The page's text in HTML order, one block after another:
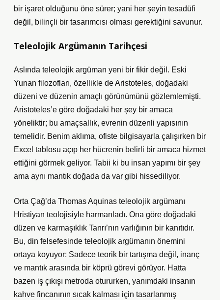
bir işaret olduğunu öne sürer; yani her şeyin tesadüfi
değil, bilinçli bir tasarımcısı olması gerektiğini savunur.
Teleolojik Argümanın Tarihçesi
Aslında teleolojik argüman yeni bir fikir değil. Eski
Yunan filozofları, özellikle de Aristoteles, doğadaki
düzeni ve düzenin amaçlı görünümünü gözlemlemişti.
Aristoteles’e göre doğadaki her şey bir amaca
yöneliktir; bu amaçsallık, evrenin düzenli yapısının
temelidir. Benim aklıma, ofiste bilgisayarla çalışırken bir
Excel tablosu açıp her hücrenin belirli bir amaca hizmet
ettiğini görmek geliyor. Tabii ki bu insan yapımı bir şey
ama aynı mantık doğada da var gibi hissediliyor.
Orta Çağ’da Thomas Aquinas teleolojik argümanı
Hristiyan teolojisiyle harmanladı. Ona göre doğadaki
düzen ve karmaşıklık Tanrı’nın varlığının bir kanıtıdır.
Bu, din felsefesinde teleolojik argümanın önemini
ortaya koyuyor: Sadece teorik bir tartışma değil, inanç
ve mantık arasında bir köprü görevi görüyor. Hatta
bazen iş çıkışı metroda otururken, yanımdaki insanın
kahve fincanının sıcak kalması için tasarlanmış